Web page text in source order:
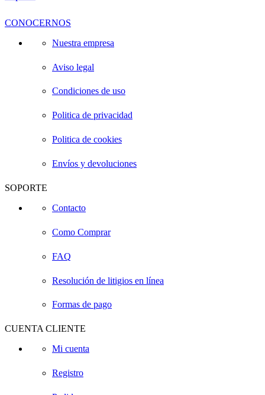
CONOCERNOS
Nuestra empresa
Aviso legal
Condiciones de uso
Politica de privacidad
Politica de cookies
Envíos y devoluciones
SOPORTE
Contacto
Como Comprar
FAQ
Resolución de litigios en línea
Formas de pago
CUENTA CLIENTE
Mi cuenta
Registro